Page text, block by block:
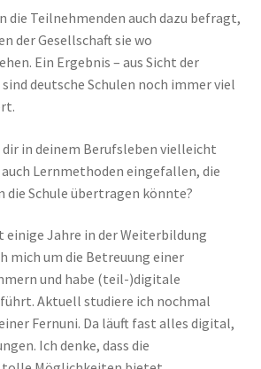
die Teilnehmenden auch dazu befragt,
der Gesellschaft sie wo
Ein Ergebnis – aus Sicht der
deutsche Schulen noch immer viel
dir in deinem Berufsleben vielleicht
Lernmethoden eingefallen, die
die Schule übertragen könnte?
einige Jahre in der Weiterbildung
mich um die Betreuung einer
und habe (teil-)digitale
Aktuell studiere ich nochmal
Fernuni. Da läuft fast alles digital,
Ich denke, dass die